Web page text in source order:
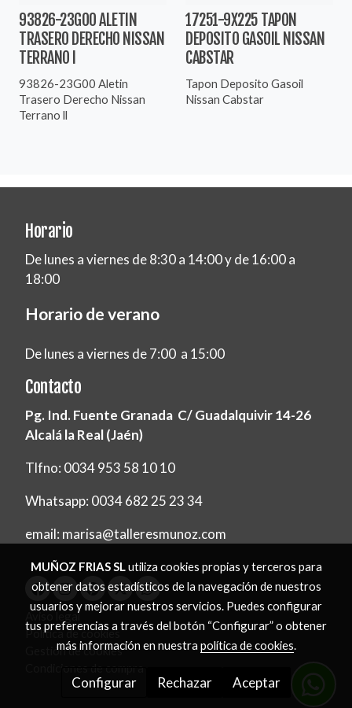
93826-23G00 ALETIN
TRASERO DERECHO NISSAN
TERRANO I
93826-23G00 Aletin
Trasero Derecho Nissan
Terrano ll
17251-9X225 TAPON
DEPOSITO GASOIL NISSAN
CABSTAR
Tapon Deposito Gasoil
Nissan Cabstar
Horario
De lunes a viernes de 8:30 a 14:00 y de 16:00 a
18:00
Horario de verano
De lunes a viernes de 7:00 a 15:00
Contacto
Pg. Ind. Fuente Granada C/ Guadalquivir 14-26
Alcalá la Real (Jaén)
Tlfno: 0034 953 58 10 10
Whatsapp: 0034 682 25 23 34
email: marisa@talleresmunoz.com
Aviso legal
Política de cookies
Gestión de cookies
MUÑOZ FRIAS SLutiliza cookies propias y terceros para
obtener datos estadísticos de la navegación de nuestros
usuarios y mejorar nuestros servicios. Puedes configurar
tus preferencias a través del botón “Configurar” o obtener
más información en nuestra política de cookies.
Configurar Rechazar Aceptar